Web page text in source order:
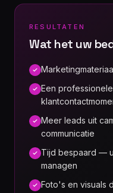
RESULTATEN
Wat het uw
Een
Meer leads uit
communicatie
Tijd bespaard —
managen
Foto's en visuals